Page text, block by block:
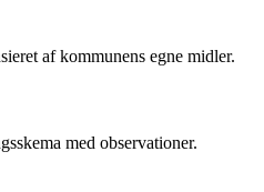
af kommunens egne midler.
med observationer.